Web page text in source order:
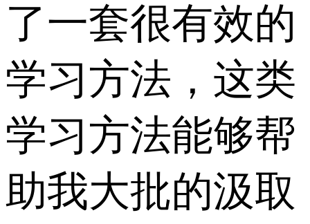
了一套很有效的
学习方法，这类
学习方法能够帮
助我大批的汲取